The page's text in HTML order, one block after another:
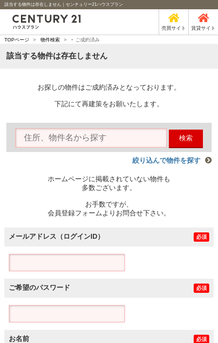
該当する物件は存在しません｜センチュリー21ハウスプラン
売買サイト 賃貸サイト
TOPページ > 物件検索 > - ご成約済み
該当する物件は存在しません
お探しの物件はご成約済みとなっております。
下記にて再建策をお願いたします。
検索
絞り込んで物件を探す
ホームページに掲載されていない物件も
多数ございます。
お手数ですが、
会員登録フォームよりお問合せ下さい。
メールアドレス（ログインID） 必須
ご希望のパスワード 必須
お名前 必須